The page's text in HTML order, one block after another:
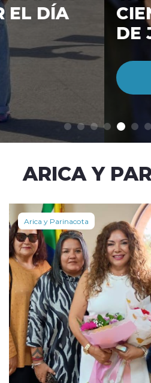
modo claro
CIENTO
DE JULIO
ARICA Y
Arica y Parinacota